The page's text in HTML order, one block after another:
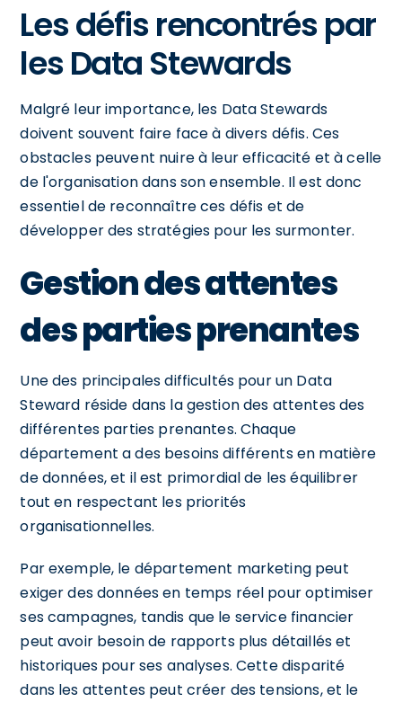
Les défis rencontrés par
les Data Stewards
Malgré leur importance, les Data Stewards
doivent souvent faire face à divers défis. Ces
obstacles peuvent nuire à leur efficacité et à celle
de l'organisation dans son ensemble. Il est donc
essentiel de reconnaître ces défis et de
développer des stratégies pour les surmonter.
Gestion des attentes
des parties prenantes
Une des principales difficultés pour un Data
Steward réside dans la gestion des attentes des
différentes parties prenantes. Chaque
département a des besoins différents en matière
de données, et il est primordial de les équilibrer
tout en respectant les priorités
organisationnelles.
Par exemple, le département marketing peut
exiger des données en temps réel pour optimiser
ses campagnes, tandis que le service financier
peut avoir besoin de rapports plus détaillés et
historiques pour ses analyses. Cette disparité
dans les attentes peut créer des tensions, et le